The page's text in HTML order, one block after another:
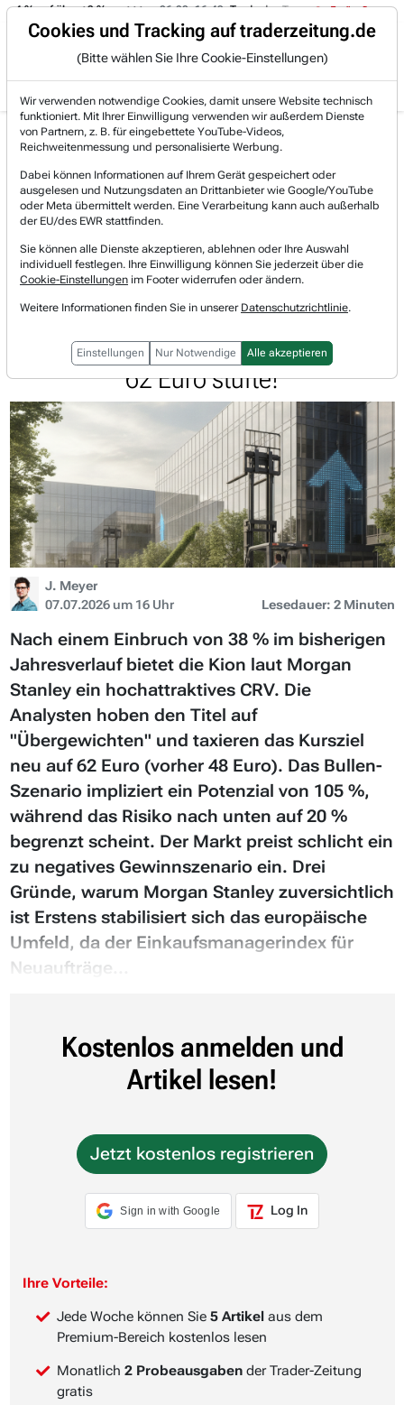
Trading-Room
% auf über +3 %. 06.08. 16:49 Trade des Tages 06.08.
Gratis Account Login
Jetzt registrieren und gratis Artikel lesen.
Bereits bei TraderFox registriert? Jetzt anmelden!
Home Börsen-Nachrichten
Trading-Room-Notizen
Kion-Aktie startet die große Trendwende. Die Grü...
KION GROUP Watchlist
Kion-Aktie startet die große
Trendwende. Die Gründe, warum
Morgan Stanley auf Kaufen mit Ziel
62 Euro stufte!
J. Meyer
07.07.2026 um 16 Uhr
Lesedauer: 2 Minuten
Nach einem Einbruch von 38 % im bisherigen
Jahresverlauf bietet die Kion laut Morgan
Stanley ein hochattraktives CRV. Die
Analysten hoben den Titel auf
"Übergewichten" und taxieren das Kursziel
neu auf 62 Euro (vorher 48 Euro). Das Bullen-
Szenario impliziert ein Potenzial von 105 %,
während das Risiko nach unten auf 20 %
begrenzt scheint. Der Markt preist schlicht ein
zu negatives Gewinnszenario ein. Drei
Gründe, warum Morgan Stanley zuversichtlich
ist Erstens stabilisiert sich das europäische
Umfeld, da der Einkaufsmanagerindex für
Neuaufträge...
Kostenlos anmelden und
Artikel lesen!
Jetzt kostenlos registrieren
Sign in with Google Log In
Ihre Vorteile:
Jede Woche können Sie 5 Artikel aus dem
Premium-Bereich kostenlos lesen
Monatlich 2 Probeausgaben der Trader-Zeitung
gratis
Cookies und Tracking auf traderzeitung.de
(Bitte wählen Sie Ihre Cookie-Einstellungen)
Wir verwenden notwendige Cookies, damit unsere Website technisch
funktioniert. Mit Ihrer Einwilligung verwenden wir außerdem Dienste
von Partnern, z. B. für eingebettete YouTube-Videos,
Reichweitenmessung und personalisierte Werbung.
Dabei können Informationen auf Ihrem Gerät gespeichert oder
ausgelesen und Nutzungsdaten an Drittanbieter wie Google/YouTube
oder Meta übermittelt werden. Eine Verarbeitung kann auch außerhalb
der EU/des EWR stattfinden.
Sie können alle Dienste akzeptieren, ablehnen oder Ihre Auswahl
individuell festlegen. Ihre Einwilligung können Sie jederzeit über die
Cookie-Einstellungen im Footer widerrufen oder ändern.
Weitere Informationen finden Sie in unserer Datenschutzrichtlinie.
Einstellungen Nur Notwendige Alle akzeptieren